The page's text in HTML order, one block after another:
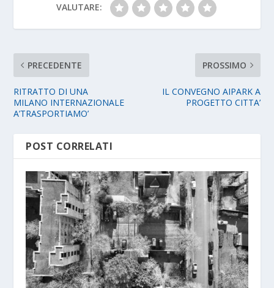
VALUTARE:
PRECEDENTE
RITRATTO DI UNA
MILANO INTERNAZIONALE
A’TRASPORTIAMO’
PROSSIMO
IL CONVEGNO AIPARK A
PROGETTO CITTA’
POST CORRELATI